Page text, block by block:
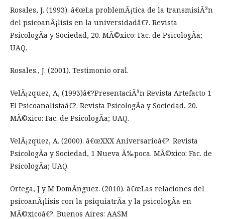
Rosales, J. (1993). â€œLa problemÃ¡tica de la transmisiÃ³n
del psicoanÃ¡lisis en la universidadâ€?. Revista
PsicologÃ­a y Sociedad, 20. MÃ©xico: Fac. de PsicologÃ­a;
UAQ.
Rosales., J. (2001). Testimonio oral.
VelÃ¡zquez, A, (1993)â€?PresentaciÃ³n Revista Artefacto 1
El Psicoanalistaâ€?. Revista PsicologÃ­a y Sociedad, 20.
MÃ©xico: Fac. de PsicologÃ­a; UAQ.
VelÃ¡zquez, A. (2000). â€œXXX Aniversarioâ€?. Revista
PsicologÃ­a y Sociedad, 1 Nueva Ã‰poca. MÃ©xico: Fac. de
PsicologÃ­a; UAQ.
Ortega, J y M DomÃ­nguez. (2010). â€œLas relaciones del
psicoanÃ¡lisis con la psiquiatrÃ­a y la psicologÃ­a en
MÃ©xicoâ€?. Buenos Aires: AASM